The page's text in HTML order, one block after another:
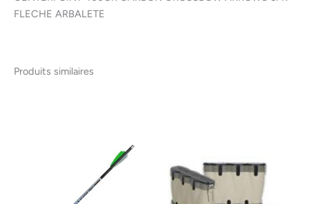
FLECHE ARBALETE
Produits similaires